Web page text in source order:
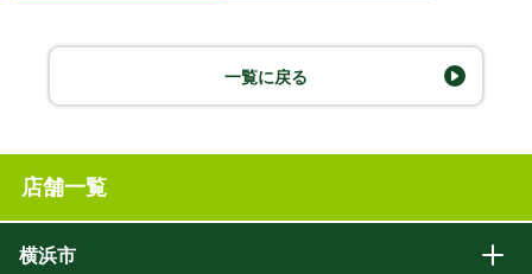
一覧に戻る
店舗一覧
横浜市